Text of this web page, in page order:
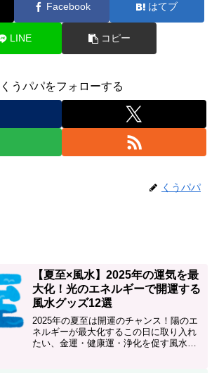
Facebook はてブ
LINE コピー
くうパパをフォローする
くうパパ
【夏至×風水】2025年の運気を最
大化！光のエネルギーで開運する
風水グッズ12選
2025年の夏至は開運のチャンス！陽のエ
ネルギーが最大化するこの日に取り入れ
たい、金運・健康運・浄化を促す風水グ